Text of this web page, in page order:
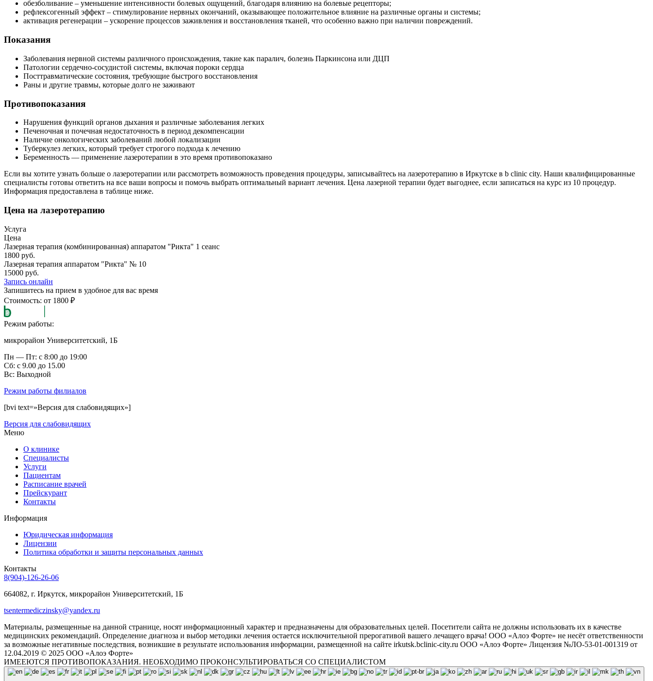
обезболивание – уменьшение интенсивности болевых ощущений, благодаря влиянию на болевые рецепторы;
рефлексогенный эффект – стимулирование нервных окончаний, оказывающее положительное влияние на различные органы и системы;
активация регенерации – ускорение процессов заживления и восстановления тканей, что особенно важно при наличии повреждений.
Показания
Заболевания нервной системы различного происхождения, такие как паралич, болезнь Паркинсона или ДЦП
Патологии сердечно-сосудистой системы, включая пороки сердца
Посттравматические состояния, требующие быстрого восстановления
Раны и другие травмы, которые долго не заживают
Противопоказания
Нарушения функций органов дыхания и различные заболевания легких
Печеночная и почечная недостаточность в период декомпенсации
Наличие онкологических заболеваний любой локализации
Туберкулез легких, который требует строгого подхода к лечению
Беременность — применение лазеротерапии в это время противопоказано
Если вы хотите узнать больше о лазеротерапии или рассмотреть возможность проведения процедуры, записывайтесь на лазеротерапию в Иркутске в b clinic city. Наши квалифицированные
специалисты готовы ответить на все ваши вопросы и помочь выбрать оптимальный вариант лечения. Цена лазерной терапии будет выгоднее, если записаться на курс из 10 процедур.
Информация предоставлена в таблице ниже.
Цена на лазеротерапию
Услуга
Цена
Лазерная терапия (комбинированная) аппаратом "Рикта" 1 сеанс
1800 руб.
Лазерная терапия аппаратом "Рикта" № 10
15000 руб.
Запись онлайн
Запишитесь на прием в удобное для вас время
Стоимость: от 1800 ₽
Режим работы:
микрорайон Университетский, 1Б
Пн — Пт: с 8:00 до 19:00
Сб: с 9.00 до 15.00
Вс: Выходной
Режим работы филиалов
[bvi text=»Версия для слабовидящих»]
Версия для слабовидящих
Меню
О клинике
Специалисты
Услуги
Пациентам
Расписание врачей
Прейскурант
Контакты
Информация
Юридическая информация
Лицензии
Политика обработки и защиты персональных данных
Контакты
8(904)-126-26-06
664082, г. Иркутск, микрорайон Университетский, 1Б
tsentermediczinsky@yandex.ru
Материалы, размещенные на данной странице, носят информационный характер и предназначены для образовательных целей. Посетители сайта не должны использовать их в качестве
медицинских рекомендаций. Определение диагноза и выбор методики лечения остается исключительной прерогативой вашего лечащего врача! ООО «Алоэ Форте» не несёт ответственности
за возможные негативные последствия, возникшие в результате использования информации, размещенной на сайте irkutsk.bclinic-city.ru ООО «Алоэ Форте» Лицензия №ЛО-53-01-001319 от
12.04.2019 © 2025 ООО «Алоэ Форте»
ИМЕЕЮТСЯ ПРОТИВОПОКАЗАНИЯ. НЕОБХОДИМО ПРОКОНСУЛЬТИРОВАТЬСЯ СО СПЕЦИАЛИСТОМ